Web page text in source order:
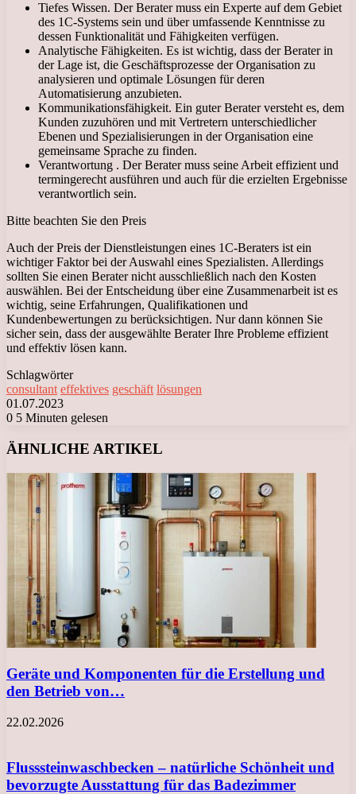
Tiefes Wissen. Der Berater muss ein Experte auf dem Gebiet
des 1C-Systems sein und über umfassende Kenntnisse zu
dessen Funktionalität und Fähigkeiten verfügen.
Analytische Fähigkeiten. Es ist wichtig, dass der Berater in
der Lage ist, die Geschäftsprozesse der Organisation zu
analysieren und optimale Lösungen für deren
Automatisierung anzubieten.
Kommunikationsfähigkeit. Ein guter Berater versteht es, dem
Kunden zuzuhören und mit Vertretern unterschiedlicher
Ebenen und Spezialisierungen in der Organisation eine
gemeinsame Sprache zu finden.
Verantwortung . Der Berater muss seine Arbeit effizient und
termingerecht ausführen und auch für die erzielten Ergebnisse
verantwortlich sein.
Bitte beachten Sie den Preis
Auch der Preis der Dienstleistungen eines 1C-Beraters ist ein
wichtiger Faktor bei der Auswahl eines Spezialisten. Allerdings
sollten Sie einen Berater nicht ausschließlich nach den Kosten
auswählen. Bei der Entscheidung über eine Zusammenarbeit ist es
wichtig, seine Erfahrungen, Qualifikationen und
Kundenbewertungen zu berücksichtigen. Nur dann können Sie
sicher sein, dass der ausgewählte Berater Ihre Probleme effizient
und effektiv lösen kann.
Schlagwörter
consultant effektives geschäft lösungen
01.07.2023
0 5 Minuten gelesen
ÄHNLICHE ARTIKEL
Geräte und Komponenten für die Erstellung und
den Betrieb von…
22.02.2026
Flusssteinwaschbecken – natürliche Schönheit und
bevorzugte Ausstattung für das Badezimmer